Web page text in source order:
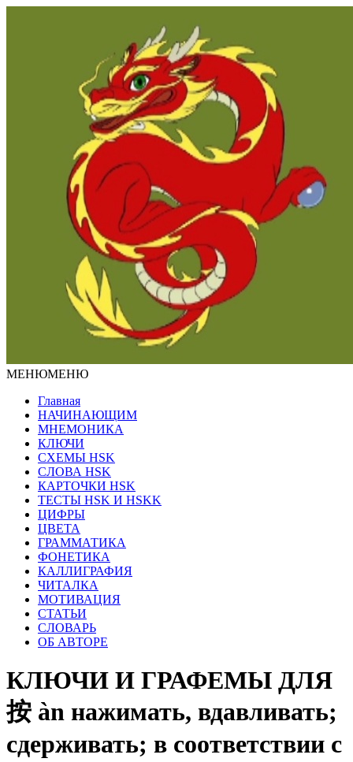
МЕНЮМЕНЮ
Главная
НАЧИНАЮЩИМ
МНЕМОНИКА
КЛЮЧИ
СХЕМЫ HSK
СЛОВА HSK
КАРТОЧКИ HSK
ТЕСТЫ HSK И HSKK
ЦИФРЫ
ЦВЕТА
ГРАММАТИКА
ФОНЕТИКА
КАЛЛИГРАФИЯ
ЧИТАЛКА
МОТИВАЦИЯ
СТАТЬИ
СЛОВАРЬ
ОБ АВТОРЕ
КЛЮЧИ И ГРАФЕМЫ ДЛЯ
按 àn нажимать, вдавливать;
сдерживать; в соответствии с